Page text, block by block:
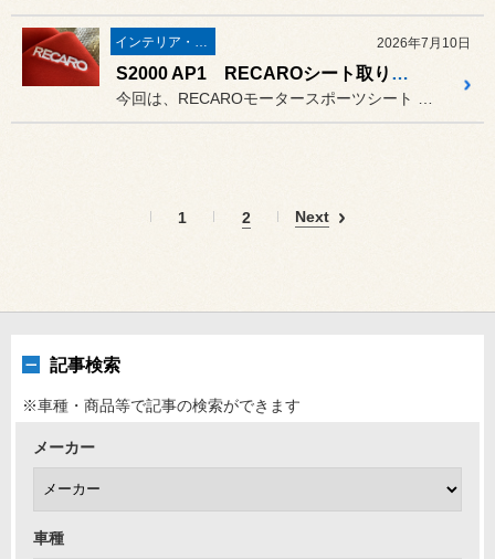
インテリア・エクステリア 2026年7月10日
S2000 AP1 RECAROシート取り付けます！
1 2 Next
記事検索
※車種・商品等で記事の検索ができます
メーカー
車種